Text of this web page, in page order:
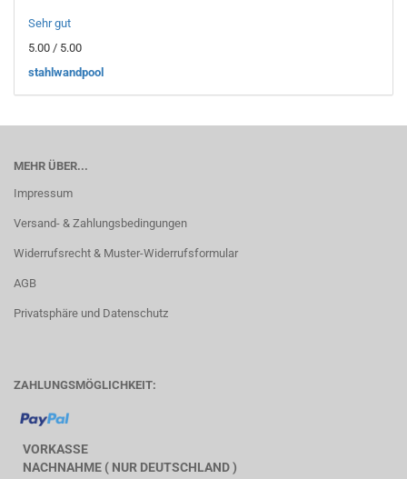
Sehr gut
5.00 / 5.00
stahlwandpool
MEHR ÜBER...
Impressum
Versand- & Zahlungsbedingungen
Widerrufsrecht & Muster-Widerrufsformular
AGB
Privatsphäre und Datenschutz
ZAHLUNGSMÖGLICHKEIT:
VORKASSE
NACHNAHME ( NUR DEUTSCHLAND )